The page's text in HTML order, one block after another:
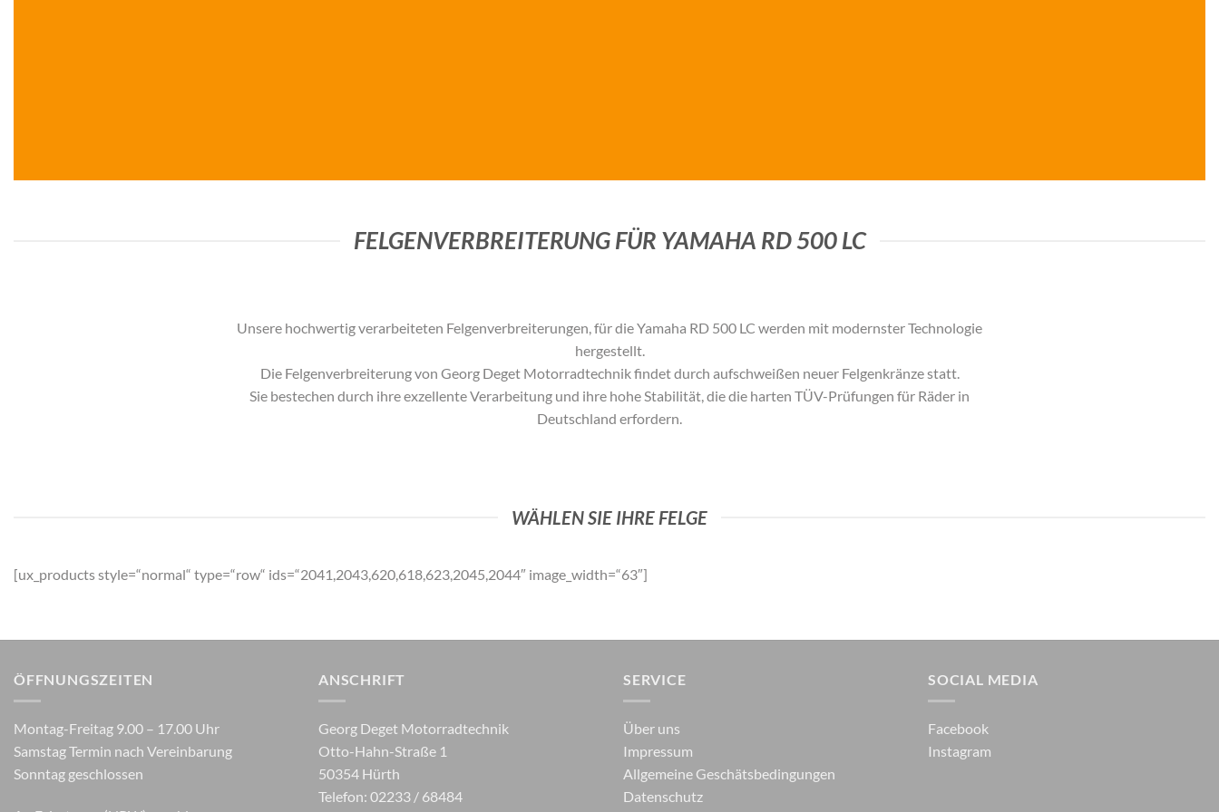
FELGENVERBREITERUNG FÜR YAMAHA RD 500 LC
Unsere hochwertig verarbeiteten Felgenverbreiterungen, für dieYamaha RD 500 LC werden mit modernster Technologie
hergestellt.
Die Felgenverbreiterung von Georg Deget Motorradtechnik findet durch aufschweißen neuer Felgenkränze statt.
Sie bestechen durch ihre exzellente Verarbeitung und ihre hohe Stabilität, die die harten TÜV-Prüfungen für Räder in
Deutschland erfordern.
WÄHLEN SIE IHRE FELGE
[ux_products style=“normal“ type=“row“ ids=“2041,2043,620,618,623,2045,2044″ image_width=“63″]
ÖFFNUNGSZEITEN
Montag-Freitag 9.00 – 17.00 Uhr
Samstag Termin nach Vereinbarung
Sonntag geschlossen
ANSCHRIFT
Georg Deget Motorradtechnik
Otto-Hahn-Straße 1
50354 Hürth
Telefon: 02233 / 68484
SERVICE
Über uns
Impressum
Allgemeine Geschätsbedingungen
Datenschutz
SOCIAL MEDIA
Facebook
Instagram